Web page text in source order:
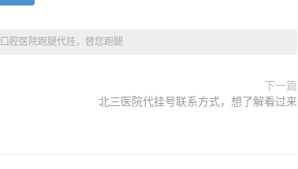
腔医院跑腿代挂，替您跑腿
下一篇
北三医院代挂号联系方式，想了解看过来